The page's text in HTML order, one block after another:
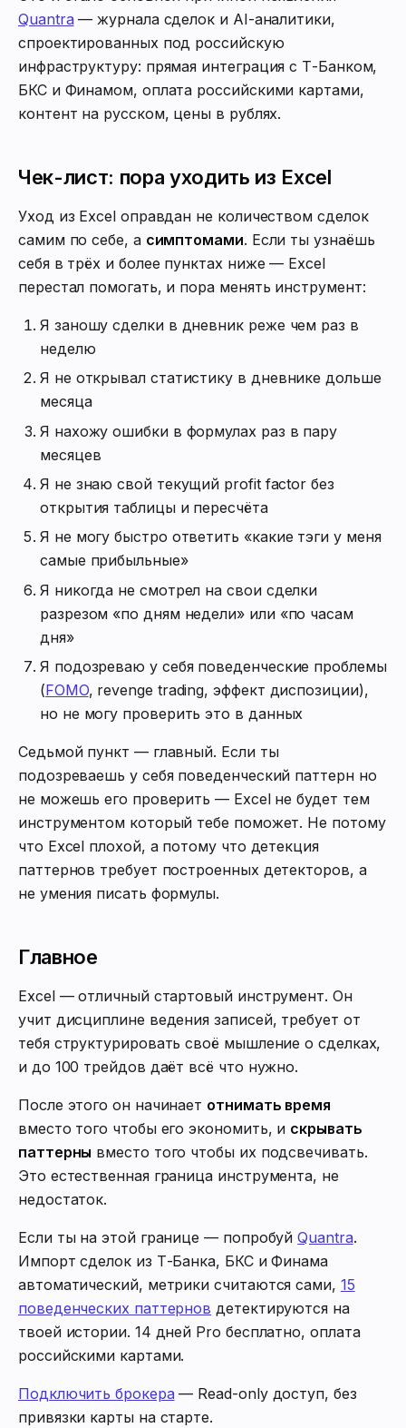
Quantra — журнала сделок и AI-аналитики,
спроектированных под российскую
инфраструктуру: прямая интеграция с Т-Банком,
БКС и Финамом, оплата российскими картами,
контент на русском, цены в рублях.
Чек-лист: пора уходить из Excel
Уход из Excel оправдан не количеством сделок
самим по себе, а симптомами. Если ты узнаёшь
себя в трёх и более пунктах ниже — Excel
перестал помогать, и пора менять инструмент:
Я заношу сделки в дневник реже чем раз в
неделю
Я не открывал статистику в дневнике дольше
месяца
Я нахожу ошибки в формулах раз в пару
месяцев
Я не знаю свой текущий profit factor без
открытия таблицы и пересчёта
Я не могу быстро ответить «какие тэги у меня
самые прибыльные»
Я никогда не смотрел на свои сделки
разрезом «по дням недели» или «по часам
дня»
Я подозреваю у себя поведенческие проблемы
(FOMO, revenge trading, эффект диспозиции),
но не могу проверить это в данных
Седьмой пункт — главный. Если ты
подозреваешь у себя поведенческий паттерн но
не можешь его проверить — Excel не будет тем
инструментом который тебе поможет. Не потому
что Excel плохой, а потому что детекция
паттернов требует построенных детекторов, а
не умения писать формулы.
Главное
Excel — отличный стартовый инструмент. Он
учит дисциплине ведения записей, требует от
тебя структурировать своё мышление о сделках,
и до 100 трейдов даёт всё что нужно.
После этого он начинает отнимать время
вместо того чтобы его экономить, и скрывать
паттерны вместо того чтобы их подсвечивать.
Это естественная граница инструмента, не
недостаток.
Если ты на этой границе — попробуйQuantra.
Импорт сделок из Т-Банка, БКС и Финама
автоматический, метрики считаются сами, 15
поведенческих паттернов детектируются на
твоей истории. 14 дней Pro бесплатно, оплата
российскими картами.
Подключить брокера — Read-only доступ, без
привязки карты на старте.